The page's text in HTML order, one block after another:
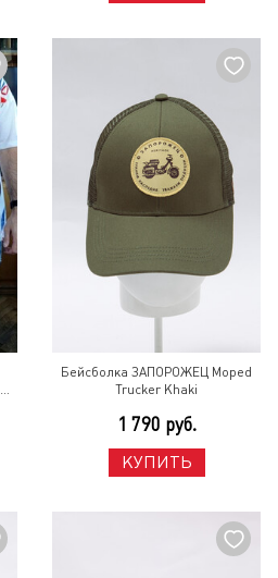
Бейсболка ЗАПОРОЖЕЦ Moped
Trucker Khaki
1 790 руб.
КУПИТЬ